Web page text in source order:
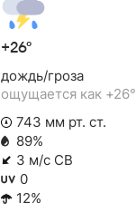
+26°
дождь/гроза
ощущается как +26°
743 мм рт. ст.
89%
3 м/с СВ
0
12%